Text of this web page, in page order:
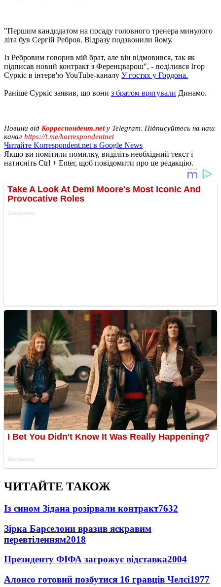
"Першим кандидатом на посаду головного тренера минулого
літа був Сергій Ребров. Відразу подзвонили йому.
Із Ребровим говорив мій брат, але він відмовився, так як
підписав новий контракт з Ференцварош", - поділився Ігор
Суркіс в інтерв'ю YouTube-каналу У гостях у Гордона.
Раніше Суркіс заявив, що вони з братом врятували Динамо.
Новини від Корреспондент.netу Telegram. Підписуйтесь на наш
канал https://t.me/korrespondentnet
Читайте Korrespondent.net в Google News
Якщо ви помітили помилку, виділіть необхідний текст і
натисніть Ctrl + Enter, щоб повідомити про це редакцію.
ЧИТАЙТЕ ТАКОЖ
Із сином Зідана розірвали контракт7632
Зірка Барселони вразив яскравим
перевтіленням2018
Президенту ФІФА загрожує відставка2004
Алонсо готовий позбутися 16 гравців Челсі1977